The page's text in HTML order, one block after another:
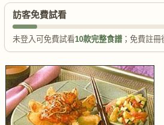
訪客免費試看
未登入可免費試看10款完整食譜 ；免費註